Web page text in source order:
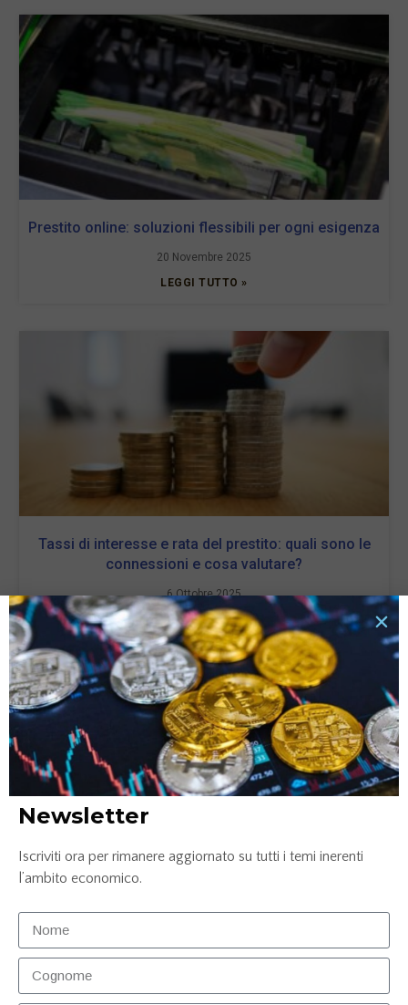
Prestito online: soluzioni flessibili per ogni esigenza
20 Novembre 2025
LEGGI TUTTO »
Tassi di interesse e rata del prestito: quali sono le
connessioni e cosa valutare?
6 Ottobre 2025
LEGGI TUTTO »
Confronto conto corrente: Credem, ING e
LEGGI TUTTO »
Newsletter
Iscriviti ora per rimanere aggiornato su tutti i temi inerenti
l’ambito economico.